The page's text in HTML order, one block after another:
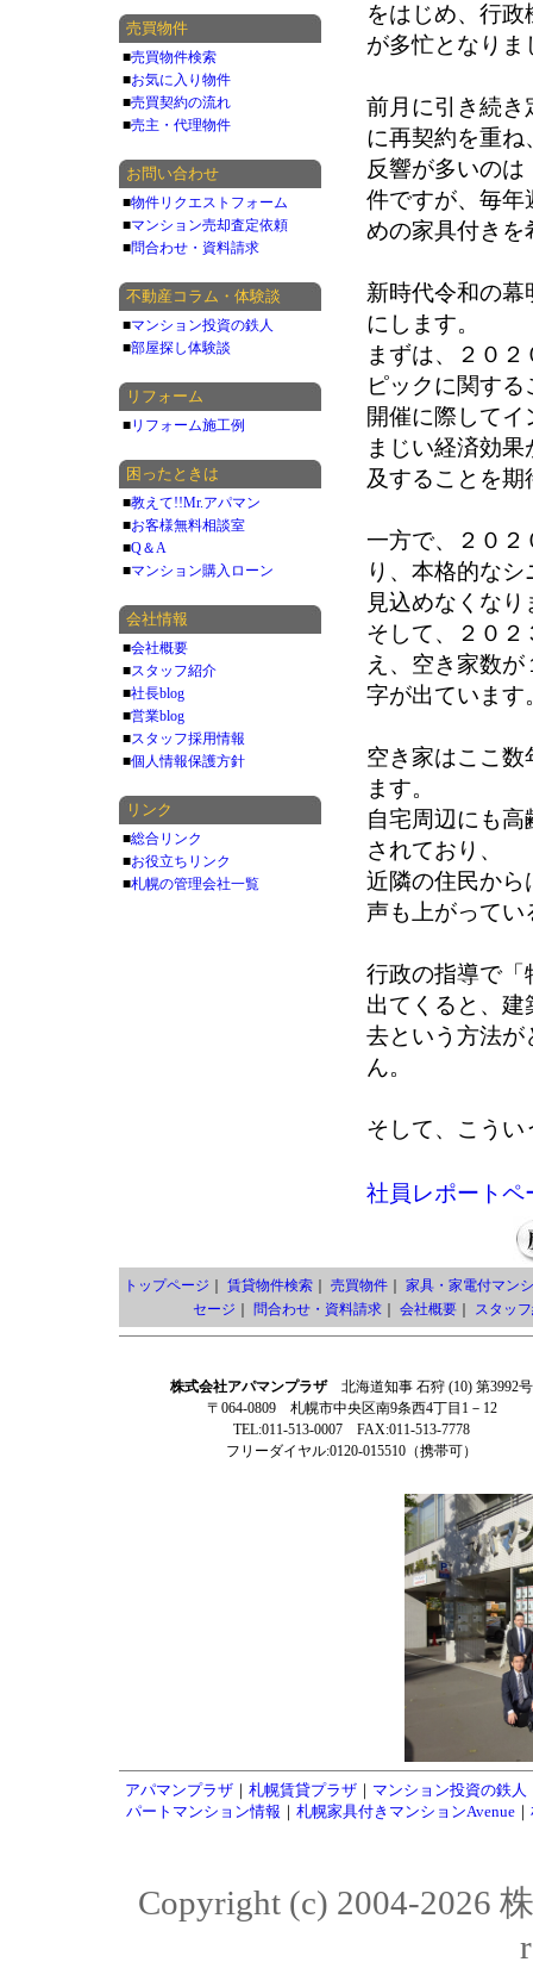
をはじめ、行
が多忙となりま
前月に引き続き
に再契約を重
反響が多いの
件ですが、毎年
めの家具付きを
新時代令和の
にします。
まずは、２０
ピックに関する
開催に際して
まじい経済効
及することを
一方で、２０２
り、本格的な
見込めなくなり
そして、２０
え、空き家数
字が出ています
空き家はここ
ます。
自宅周辺にも
されており、
近隣の住民から
声も上がってい
行政の指導で「
出てくると、
去という方法が
ん。
そして、こう
社員レポートペ
売買物件
■売買物件検索
■お気に入り物件
■売買契約の流れ
■売主・代理物件
お問い合わせ
■物件リクエストフォーム
■マンション売却査定依頼
■問合わせ・資料請求
不動産コラム・体験談
■マンション投資の鉄人
■部屋探し体験談
リフォーム
■リフォーム施工例
困ったときは
■教えて!!Mr.アパマン
■お客様無料相談室
■Q＆A
■マンション購入ローン
会社情報
■会社概要
■スタッフ紹介
■社長blog
■営業blog
■スタッフ採用情報
■個人情報保護方針
リンク
■総合リンク
■お役立ちリンク
■札幌の管理会社一覧
トップページ 賃貸物件検索｜ 売買物件｜ 家具・家電付マン
セージ
問合わせ・資料請求｜ 会社概要｜ スタッ
株式会社アパマンプラザ北海道知事 石狩 (10) 第3992号
〒064-0809 札幌市中央区南9条西4丁目1－12
TEL:011-513-0007 FAX:011-513-7778
フリーダイヤル:0120-015510（携帯可）
アパマンプラザ ｜ 札幌賃貸プラザ ｜ マンション投資の鉄人
パートマンション情報 ｜ 札幌家具付きマンションAvenue｜
Copyright (c) 2004-2026